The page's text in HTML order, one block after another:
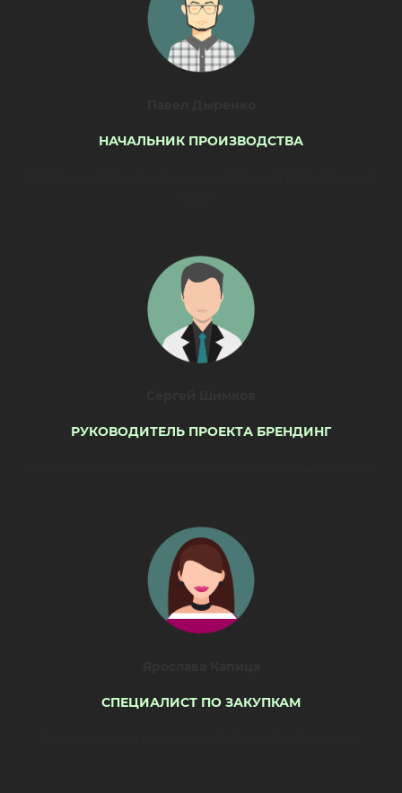
НАЧАЛЬНИК ПРОИЗВОДСТВА
РУКОВОДИТЕЛЬ ПРОЕКТА БРЕНДИНГ
СПЕЦИАЛИСТ ПО ЗАКУПКАМ